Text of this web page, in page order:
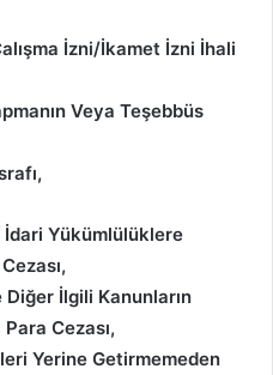
İzni/İkamet İzni İhali
Veya Teşebbüs
İdari Yükümlülüklere
İlgili Kanunların
Cezası,
Yerine Getirmemeden